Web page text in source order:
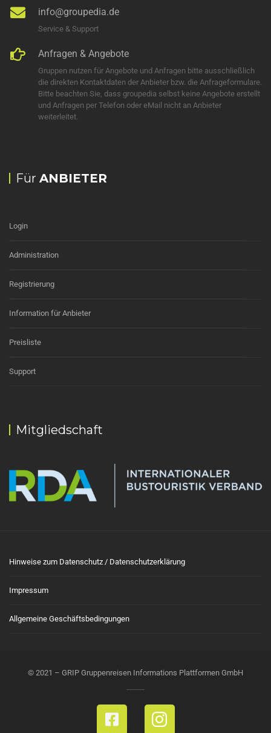
info@groupedia.de
Service & Support
Anfragen & Angebote
Gruppen nutzen für Angebote und Anfragen bitte ausschließlich
die direkten Kontaktdaten der Anbieter bzw. die Anfrageformulare.
Bitte beachten Sie, dass groupedia selbst keine Angebote erstellt
und Anfragen per Telefon oder eMail nicht an Anbieter
weiterleitet.
Für ANBIETER
Login
Administration
Registrierung
Information für Anbieter
Preisliste
Support
Mitgliedschaft
Hinweise zum Datenschutz / Datenschutzerklärung
Impressum
Allgemeine Geschäftsbedingungen
© 2021 – GRIP Gruppenreisen Informations Plattformen GmbH